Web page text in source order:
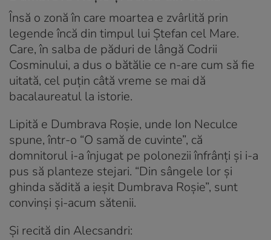
Însă o zonă în care moartea e zvârlită prin
legende încă din timpul lui Ștefan cel Mare.
Care, în salba de păduri de lângă Codrii
Cosminului, a dus o bătălie ce n-are cum să fie
uitată, cel puțin câtă vreme se mai dă
bacalaureatul la istorie.
Lipită e Dumbrava Roșie, unde Ion Neculce
spune, într-o “O samă de cuvinte”, că
domnitorul i-a înjugat pe polonezii înfrânți și i-a
pus să planteze stejari. “Din sângele lor și
ghinda sădită a ieșit Dumbrava Roșie”, sunt
convinși și-acum sătenii.
Și recită din Alecsandri: